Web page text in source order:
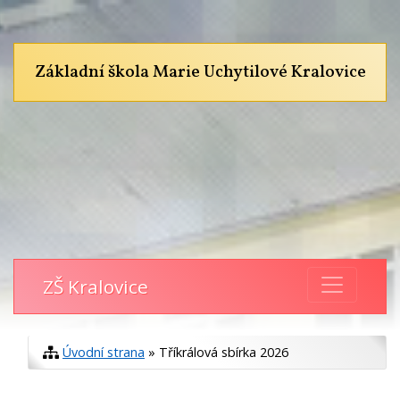
Základní škola Marie Uchytilové Kralovice
ZŠ Kralovice
Úvodní strana » Tříkrálová sbírka 2026